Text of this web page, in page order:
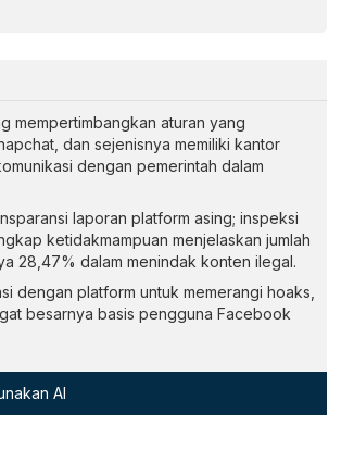
mempertimbangkan aturan yang
dan sejenisnya memiliki kantor
dengan pemerintah dalam
laporan platform asing; inspeksi
ketidakmampuan menjelaskan jumlah
28,47% dalam menindak konten ilegal.
dengan platform untuk memerangi hoaks,
besarnya basis pengguna Facebook
AI